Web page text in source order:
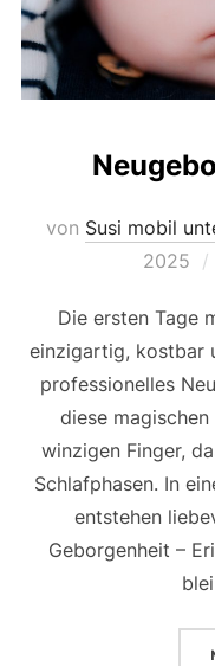
von Susi mobil
2025
Die ersten Tage
einzigartig, kostbar
professionelles
diese
winzigen Finger,
Schlafphasen. In
entstehen
Geborgenheit –